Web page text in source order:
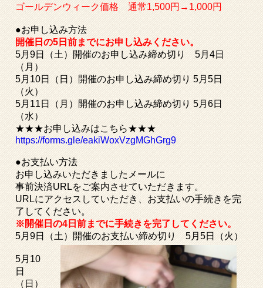
ゴールデンウィーク価格 通常1,500円→1,000円
●お申し込み方法
開催日の5日前までにお申し込みください。
5月9日（土）開催のお申し込み締め切り 5月4日
（月）
5月10日（日）開催のお申し込み締め切り 5月5日
（火）
5月11日（月）開催のお申し込み締め切り 5月6日
（水）
★★★お申し込みはこちら★★★
https://forms.gle/eakiWoxVzgMGhGrg9
●お支払い方法
お申し込みいただきましたメールに
事前決済URLをご案内させていただきます。
URLにアクセスしていただき、お支払いの手続きを完
了してください。
※開催日の4日前までに手続きを完了してください。
5月9日（土）開催のお支払い締め切り 5月5日（火）
5月10
日
（日）